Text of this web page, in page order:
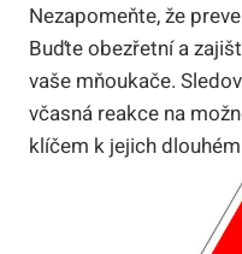
Nezapomeňte, že
Buďte obezřetní a
vaše mňoukače.
včasná reakce na
klíčem k jejich